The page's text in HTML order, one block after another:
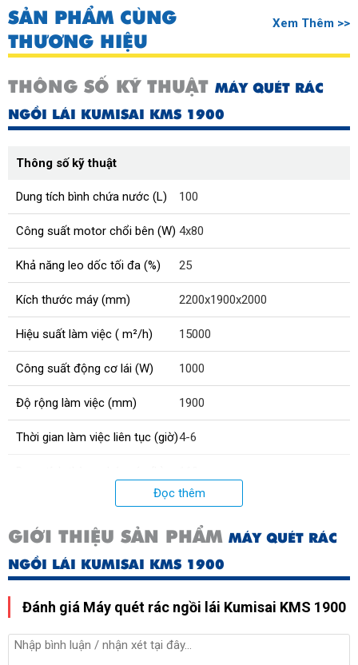
SẢN PHẨM CÙNG
THƯƠNG HIỆU
Xem Thêm >>
THÔNG SỐ KỸ THUẬT MÁY QUÉT RÁC
NGỒI LÁI KUMISAI KMS 1900
Thông số kỹ thuật
Dung tích bình chứa nước (L) 100
Công suất motor chổi bên (W) 4x80
Khả năng leo dốc tối đa (%) 25
Kích thước máy (mm) 2200x1900x2000
Hiệu suất làm việc ( m²/h) 15000
Công suất động cơ lái (W) 1000
Độ rộng làm việc (mm) 1900
Thời gian làm việc liên tục (giờ)4-6
Chính hãng
Tốc độ di chuyển (km/h) 0-8
Độ rộng quét chổi chính (mm) 690
Đường kính chổi bên (mm) 510
Số lượng chổi bên 4
Đọc thêm
GIỚI THIỆU SẢN PHẨM MÁY QUÉT RÁC
NGỒI LÁI KUMISAI KMS 1900
Đánh giá Máy quét rác ngồi lái Kumisai KMS 1900